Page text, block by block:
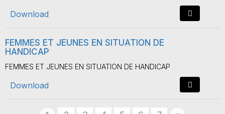
Download
FEMMES ET JEUNES EN SITUATION DE
HANDICAP
FEMMES ET JEUNES EN SITUATION DE HANDICAP
Download